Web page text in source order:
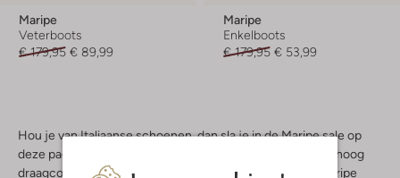
Maripe
Veterboots
€ 179,95 € 89,99
Maripe
Enkelboots
€ 179,95 € 53,99
Hou je van Italiaanse schoenen, dan sla je in de Maripe sale op
deze pagina je slag. Maripe schoenen in sale hebben een hoog
draagcomfort en zien er origineel en eigentijds uit. De Maripe